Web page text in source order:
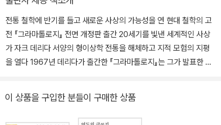
구소CNRS 및 파리대학 공동 초청으로 방문교수를 지냈으며, 현재
는 로마교황청립 그레고리안대학교의 초청을 받아 연구를 수행하고
있다. 한국기호학회 및 한국영상문화학회 회장, 국제인문언어학회 편
집위원장, 세계기호학회 집행위원과 기호학 분야 세계 최고 권위지인
「세미오티카」 편집위원, 세계기호학회 부회장을 역임했으며, 현 세계
등 국제 기호학, 매체학, 언어학 분야 학술지에 다수의 논문을 게재했
다. 데리다, 그레마스, 소쉬르, 아리베, 에코, 퍼스, 플로슈 등의 저서
전통 철학에 반기를 들고 새로운 사상의 가능성을 연 현대 철학의 고
전 『그라마톨로지』 전면 개정판 출간 20세기를 빛낸 세계적인 사상
가 자크 데리다 서양의 형이상학 전통을 해체하고 지적 모험의 지평
을 열다 1967년 데리다가 출간한 『그라마톨로지』는 그가 발표한 80
학적 천재성을 인정받은 이후 5년 만에 내놓은 이 책을 통해서, 데리
다는 프랑스 지성계가 구조주의의 열풍 속에서 그야말로 사상의 백가
이 상품을 구입한 분들이 구매한 상품